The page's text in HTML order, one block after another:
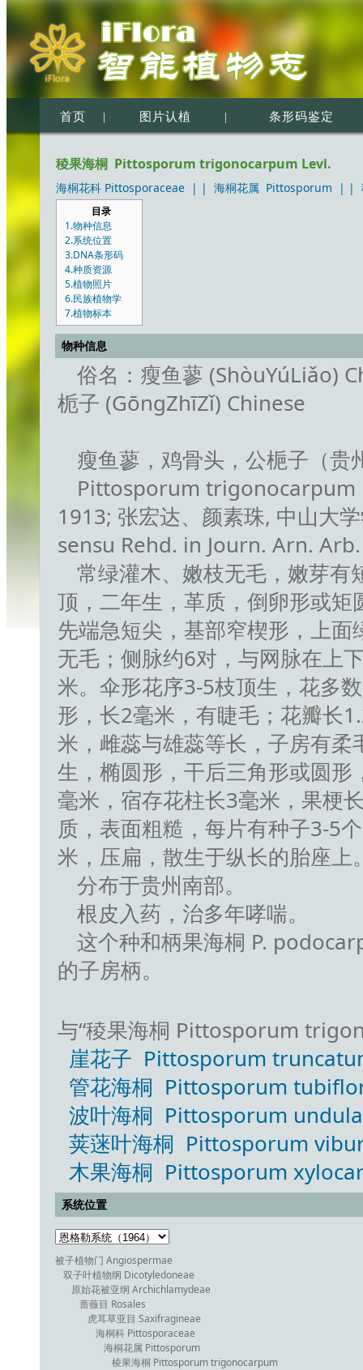
首页 | 图片认植 | 条形码鉴定
稜果海桐 Pittosporum trigonocarpum Levl.
海桐花科 Pittosporaceae | | 海桐花属 Pittosporum | |
目录
1.物种信息
2.系统位置
3.DNA条形码
4.种质资源
5.植物照片
6.民族植物学
7.植物标本
物种信息
俗名：瘦鱼蓼 (ShòuYúLiǎo)
栀子 (GōngZhīZǐ) Chinese
瘦鱼蓼，鸡骨头，公梔子（贵
Pittosporum trigonocarpum
1913; 张宏达、颜素珠, 中山大
sensu Rehd. in Journ. Arn.
常绿灌木、嫩枝无毛，嫩芽
顶，二年生，革质，倒卵形或
先端急短尖，基部窄楔形，上
无毛；侧脉约6对，与网脉在上
米。伞形花序3-5枝顶生，花多
形，长2毫米，有睫毛；花瓣长
米，雌蕊与雄蕊等长，子房有
生，椭圆形，干后三角形或圆
毫米，宿存花柱长3毫米，果梗
质，表面粗糙，每片有种子3-5
米，压扁，散生于纵长的胎座上
分布于贵州南部。
根皮入药，治多年哮喘。
这个种和柄果海桐 P.
的子房柄。
与“稜果海桐 Pittosporum
崖花子 Pittosporum
管花海桐 Pittosporum
波叶海桐 Pittosporum
荚蒾叶海桐 Pittosporum
木果海桐 Pittosporum
系统位置
被子植物门 Angiospermae
双子叶植物纲 Dicotyledoneae
原始花被亚纲 Archichlamydeae
蔷薇目 Rosales
虎耳草亚目 Saxifragineae
海桐科 Pittosporaceae
海桐花属 Pittosporum
棱果海桐 Pittosporum trigonocarpum